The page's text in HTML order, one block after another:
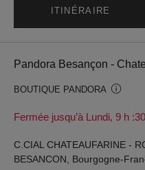
ITINÉRAIRE
Pandora Besançon -
BOUTIQUE PANDORA
Fermée jusqu’à Lundi, 9 h :30
C.CIAL CHATEAUFARINE -
BESANCON, Bourgogne-